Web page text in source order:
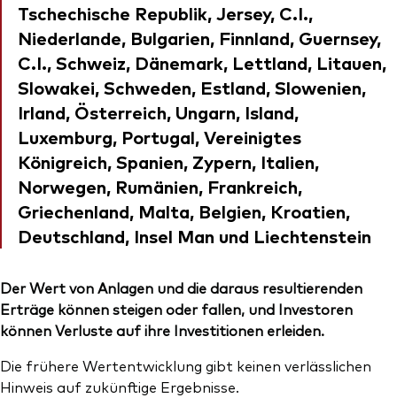
Tschechische Republik, Jersey, C.I.,
Niederlande, Bulgarien, Finnland, Guernsey,
C.I., Schweiz, Dänemark, Lettland, Litauen,
Slowakei, Schweden, Estland, Slowenien,
Irland, Österreich, Ungarn, Island,
Luxemburg, Portugal, Vereinigtes
Königreich, Spanien, Zypern, Italien,
Norwegen, Rumänien, Frankreich,
Griechenland, Malta, Belgien, Kroatien,
Deutschland, Insel Man und Liechtenstein
Der Wert von Anlagen und die daraus resultierenden
Erträge können steigen oder fallen, und Investoren
können Verluste auf ihre Investitionen erleiden.
Die frühere Wertentwicklung gibt keinen verlässlichen
Hinweis auf zukünftige Ergebnisse.